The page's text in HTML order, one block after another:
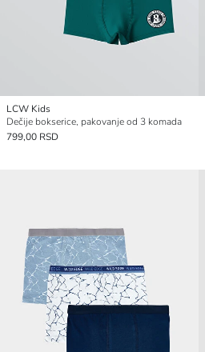
LCW Kids
Dečije bokserice, pakovanje od 3 komada
799,00 RSD